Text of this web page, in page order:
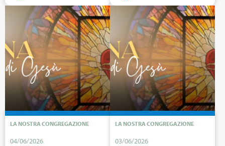
LA NOSTRA CONGREGAZIONE
04/06/2026
LA NOSTRA CONGREGAZIONE
03/06/2026